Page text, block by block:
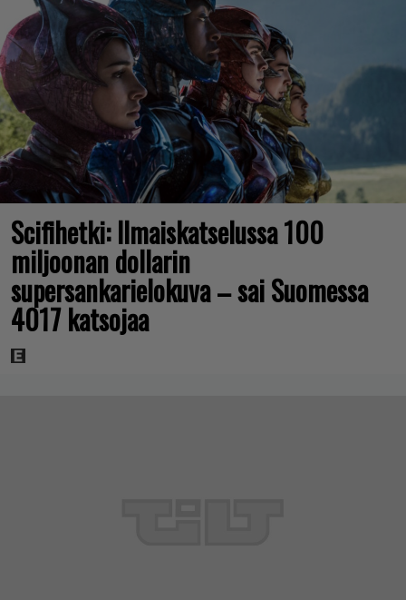
Scifihetki: Ilmaiskatselussa 100
miljoonan dollarin
supersankarielokuva – sai Suomessa
4017 katsojaa